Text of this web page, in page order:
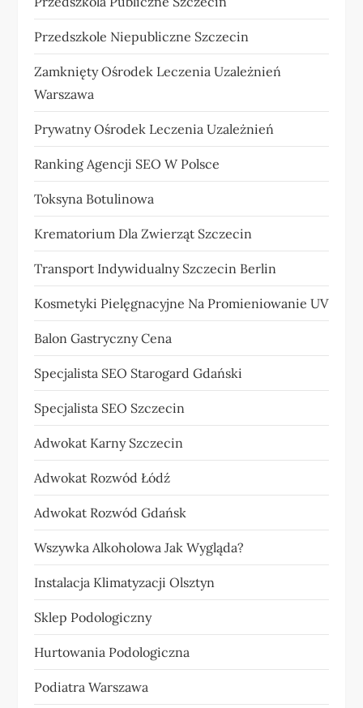
Przedszkole Niepubliczne Szczecin
Zamknięty Ośrodek Leczenia Uzależnień
Warszawa
Prywatny Ośrodek Leczenia Uzależnień
Ranking Agencji SEO W Polsce
Toksyna Botulinowa
Krematorium Dla Zwierząt Szczecin
Transport Indywidualny Szczecin Berlin
Kosmetyki Pielęgnacyjne Na Promieniowanie UV
Balon Gastryczny Cena
Specjalista SEO Starogard Gdański
Specjalista SEO Szczecin
Adwokat Karny Szczecin
Adwokat Rozwód Łódź
Adwokat Rozwód Gdańsk
Wszywka Alkoholowa Jak Wygląda?
Instalacja Klimatyzacji Olsztyn
Sklep Podologiczny
Hurtowania Podologiczna
Podiatra Warszawa